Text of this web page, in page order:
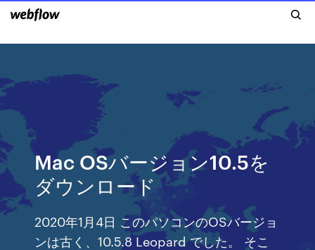
Mac OSバージョン10.5を
ダウンロード
2020年1月4日 このパソコンのOSバージョ
ンは古く、10.5.8 Leopard でした。 そこ